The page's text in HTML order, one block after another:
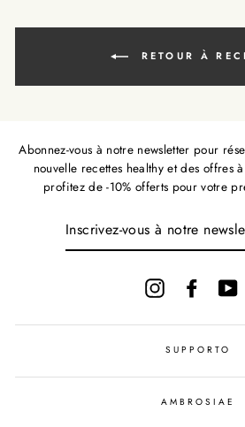
RETOUR À
Abonnez-vous à notre newsletter pour
nouvelle recettes healthy et des offres
profitez de -10% offerts pour votre
InstagramFacebook
SUPPORTO
AMBROSIAE